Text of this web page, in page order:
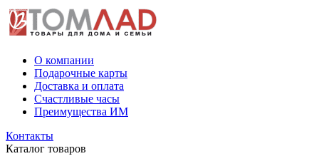
О компании
Подарочные карты
Доставка и оплата
Счастливые часы
Преимущества ИМ
Контакты
Каталог товаров